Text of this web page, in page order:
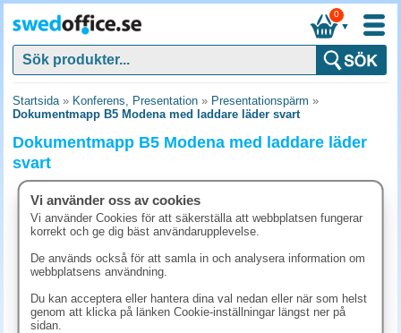
▼
0
Startsida» Konferens, Presentation » Presentationspärm »
Dokumentmapp B5 Modena med laddare läder svart
Dokumentmapp B5 Modena med laddare läder
svart
Vi använder oss av cookies
Vi använder Cookies för att säkerställa att webbplatsen fungerar
korrekt och ge dig bäst användarupplevelse.
De används också för att samla in och analysera information om
webbplatsens användning.
Du kan acceptera eller hantera dina val nedan eller när som helst
genom att klicka på länken Cookie-inställningar längst ner på
sidan.